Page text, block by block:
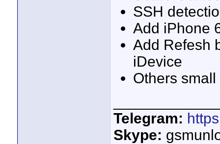
SSH
Add iPhone
Add Refesh
iDevice
Others
Telegram:
Skype: